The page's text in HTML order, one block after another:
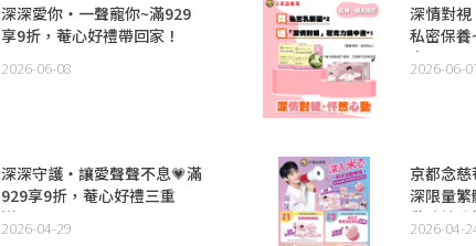
深深愛你・一聲寵你~滿929
享9折，菴心好禮帶回家！
2026-06-08
深情對
私密保
自己✨
2026-06-
深深守護・讓愛聲聲不息💗滿
929享9折，菴心好禮三重
送！
2026-04-29
京都念慈
深限量
動陸續登
2026-04-